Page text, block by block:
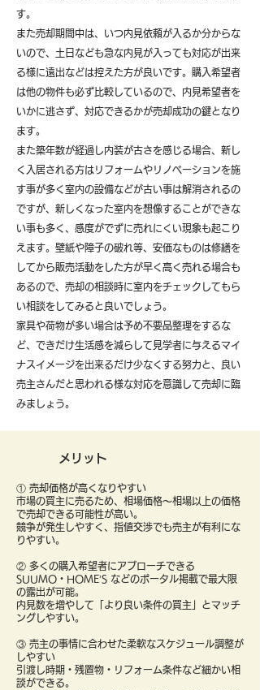
す。
また売却期間中は、いつ内見依頼が入るか分からな
いので、土日なども急な内見が入っても対応が出来
る様に遠出などは控えた方が良いです。購入希望者
は他の物件も必ず比較しているので、内見希望者を
いかに逃さず、対応できるかが売却成功の鍵となり
ます。
また築年数が経過し内装が古さを感じる場合、新し
く入居される方はリフォームやリノベーションを施
す事が多く室内の設備などが古い事は解消されるの
ですが、新しくなった室内を想像することができな
い事も多く、感度がでずに売れにくい現象も起こり
えます。壁紙や障子の破れ等、安価なものは修繕を
してから販売活動をした方が早く高く売れる場合も
あるので、売却の相談時に室内をチェックしてもら
い相談をしてみると良いでしょう。
​家具や荷物が多い場合は予め不要品整理をするな
ど、できだけ生活感を減らして見学者に与えるマイ
ナスイメージを出来るだけ少なくする努力と、良い
売主さんだと思われる様な対応を意識して売却に臨
みましょう。
メリット
① 売却価格が高くなりやすい
市場の買主に売るため、相場価格〜相場以上の価格
で売却できる可能性が高い。
競争が発生しやすく、指値交渉でも売主が有利にな
りやすい。
② 多くの購入希望者にアプローチできる
SUUMO・HOME’S などのポータル掲載で最大限
の露出が可能。
内見数を増やして「より良い条件の買主」とマッチ
ングしやすい。
③ 売主の事情に合わせた柔軟なスケジュール調整が
しやすい
引渡し時期・残置物・リフォーム条件など細かい相
談ができる。